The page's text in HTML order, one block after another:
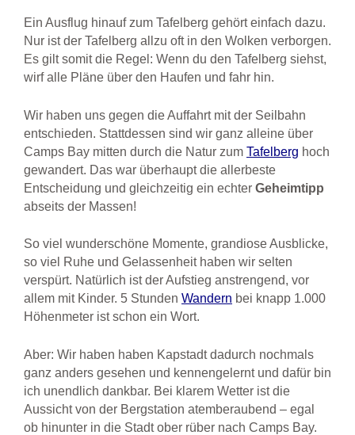
Ein Ausflug hinauf zum Tafelberg gehört einfach dazu.
Nur ist der Tafelberg allzu oft in den Wolken verborgen.
Es gilt somit die Regel: Wenn du den Tafelberg siehst,
wirf alle Pläne über den Haufen und fahr hin.
Wir haben uns gegen die Auffahrt mit der Seilbahn
entschieden. Stattdessen sind wir ganz alleine über
Camps Bay mitten durch die Natur zum Tafelberg hoch
gewandert. Das war überhaupt die allerbeste
Entscheidung und gleichzeitig ein echter Geheimtipp
abseits der Massen!
So viel wunderschöne Momente, grandiose Ausblicke,
so viel Ruhe und Gelassenheit haben wir selten
verspürt. Natürlich ist der Aufstieg anstrengend, vor
allem mit Kinder. 5 Stunden Wandern bei knapp 1.000
Höhenmeter ist schon ein Wort.
Aber: Wir haben haben Kapstadt dadurch nochmals
ganz anders gesehen und kennengelernt und dafür bin
ich unendlich dankbar. Bei klarem Wetter ist die
Aussicht von der Bergstation atemberaubend – egal
ob hinunter in die Stadt ober rüber nach Camps Bay.